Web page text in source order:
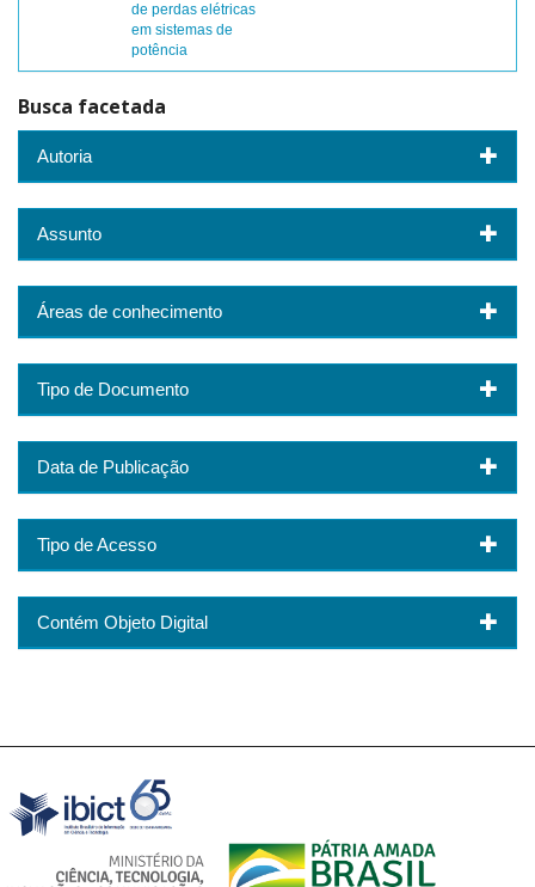
de perdas elétricas
em sistemas de
potência
Busca facetada
Autoria
Assunto
Áreas de conhecimento
Tipo de Documento
Data de Publicação
Tipo de Acesso
Contém Objeto Digital